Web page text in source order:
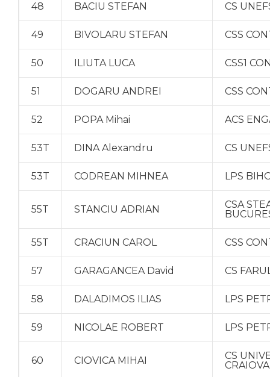
48 BACIU STEFAN CS
49 BIVOLARU STEFAN CSS
50 ILIUTA LUCA CSS1
51 DOGARU ANDREI CSS
52 POPA Mihai ACS
53T DINA Alexandru CS
53T CODREAN MIHNEA LPS
55T STANCIU ADRIAN
CSA
55T CRACIUN CAROL CSS
57 GARAGANCEA David CS
58 DALADIMOS ILIAS LPS
59 NICOLAE ROBERT LPS
60 CIOVICA MIHAI
CS
CRAIOVA